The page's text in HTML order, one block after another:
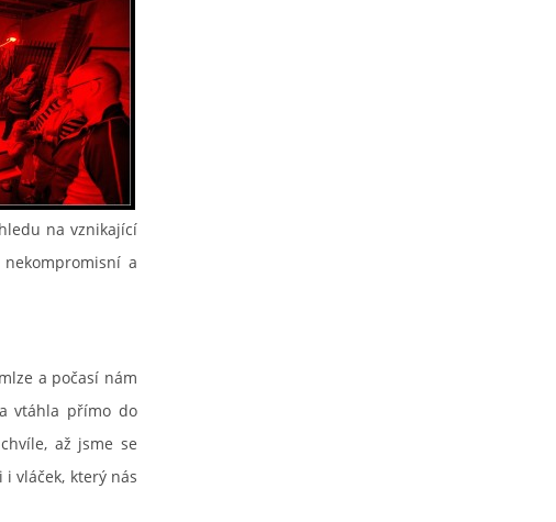
na vznikající
a
a počasí nám
vtáhla přímo do
až jsme se
vláček, který nás